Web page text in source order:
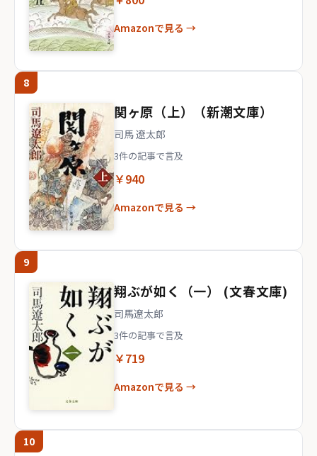
Amazonで見る →
8
関ヶ原（上）（新潮文庫）
司馬 遼太郎
3件の記事で言及
￥940
Amazonで見る →
9
翔ぶが如く（一） (文春文庫)
司馬遼太郎
3件の記事で言及
￥719
Amazonで見る →
10